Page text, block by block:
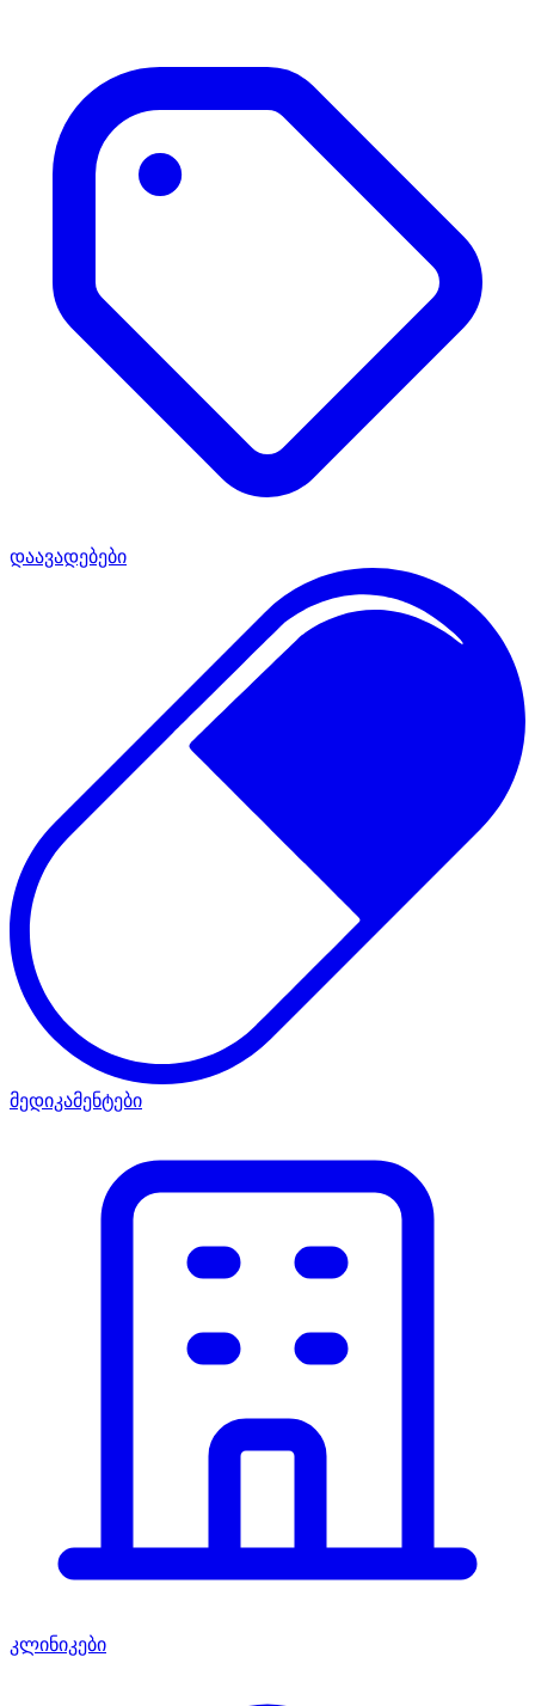
დაავადებები
მედიკამენტები
კლინიკები